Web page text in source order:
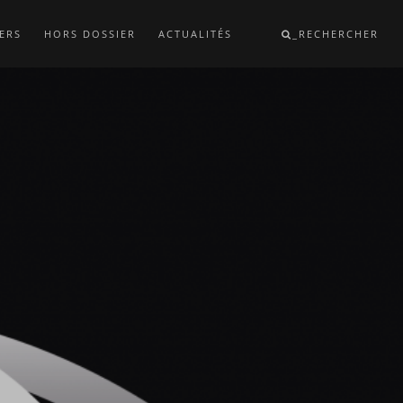
HORS DOSSIER ACTUALITÉS _RECHERCHER